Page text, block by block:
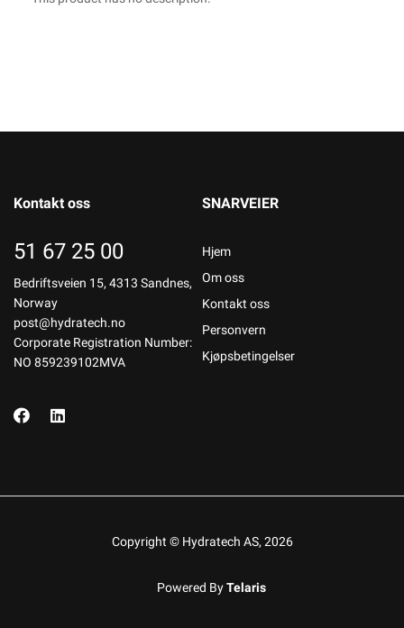
Kontakt oss
51 67 25 00
Bedriftsveien 15, 4313 Sandnes,
Norway
post@hydratech.no
Corporate Registration Number:
NO 859239102MVA
SNARVEIER
Hjem
Om oss
Kontakt oss
Personvern
Kjøpsbetingelser
Copyright © Hydratech AS, 2026
Powered ByTelaris